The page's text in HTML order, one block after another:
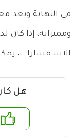
في النهاية وبعد
ومميزاته، إذا كان
الاستفسارات،
هل